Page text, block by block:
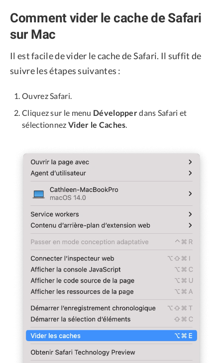
Comment vider le cache de Safari
sur Mac
Il est facile de vider le cache de Safari. Il suffit de
suivre les étapes suivantes :
Ouvrez Safari.
Cliquez sur le menu Développerdans Safari et
sélectionnez Vider le Caches.